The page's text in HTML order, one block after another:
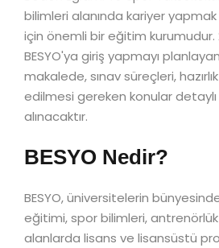
bilimleri alanında kariyer
için önemli bir eğitim kurumudur.
BESYO'ya giriş yapmayı
makalede, sınav süreçleri,
edilmesi gereken konular
alınacaktır.
BESYO Nedir?
BESYO, üniversitelerin
eğitimi, spor bilimleri,
alanlarda lisans ve lisansüstü